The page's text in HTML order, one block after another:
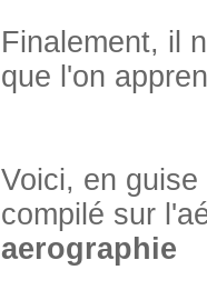
Finalement, il
que l'on
Voici, en
compilé sur
aerographie